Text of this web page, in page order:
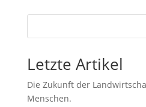
Letzte Artikel
Die Zukunft der
Menschen.